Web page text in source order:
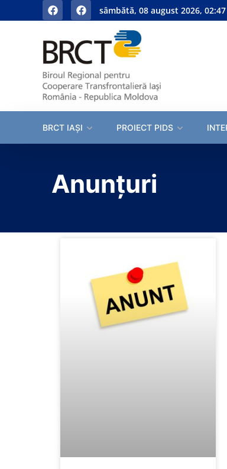
sâmbătă, 08 august 2026, 02:47
BRCT IAȘI PROIECT PIDS
Anunțuri